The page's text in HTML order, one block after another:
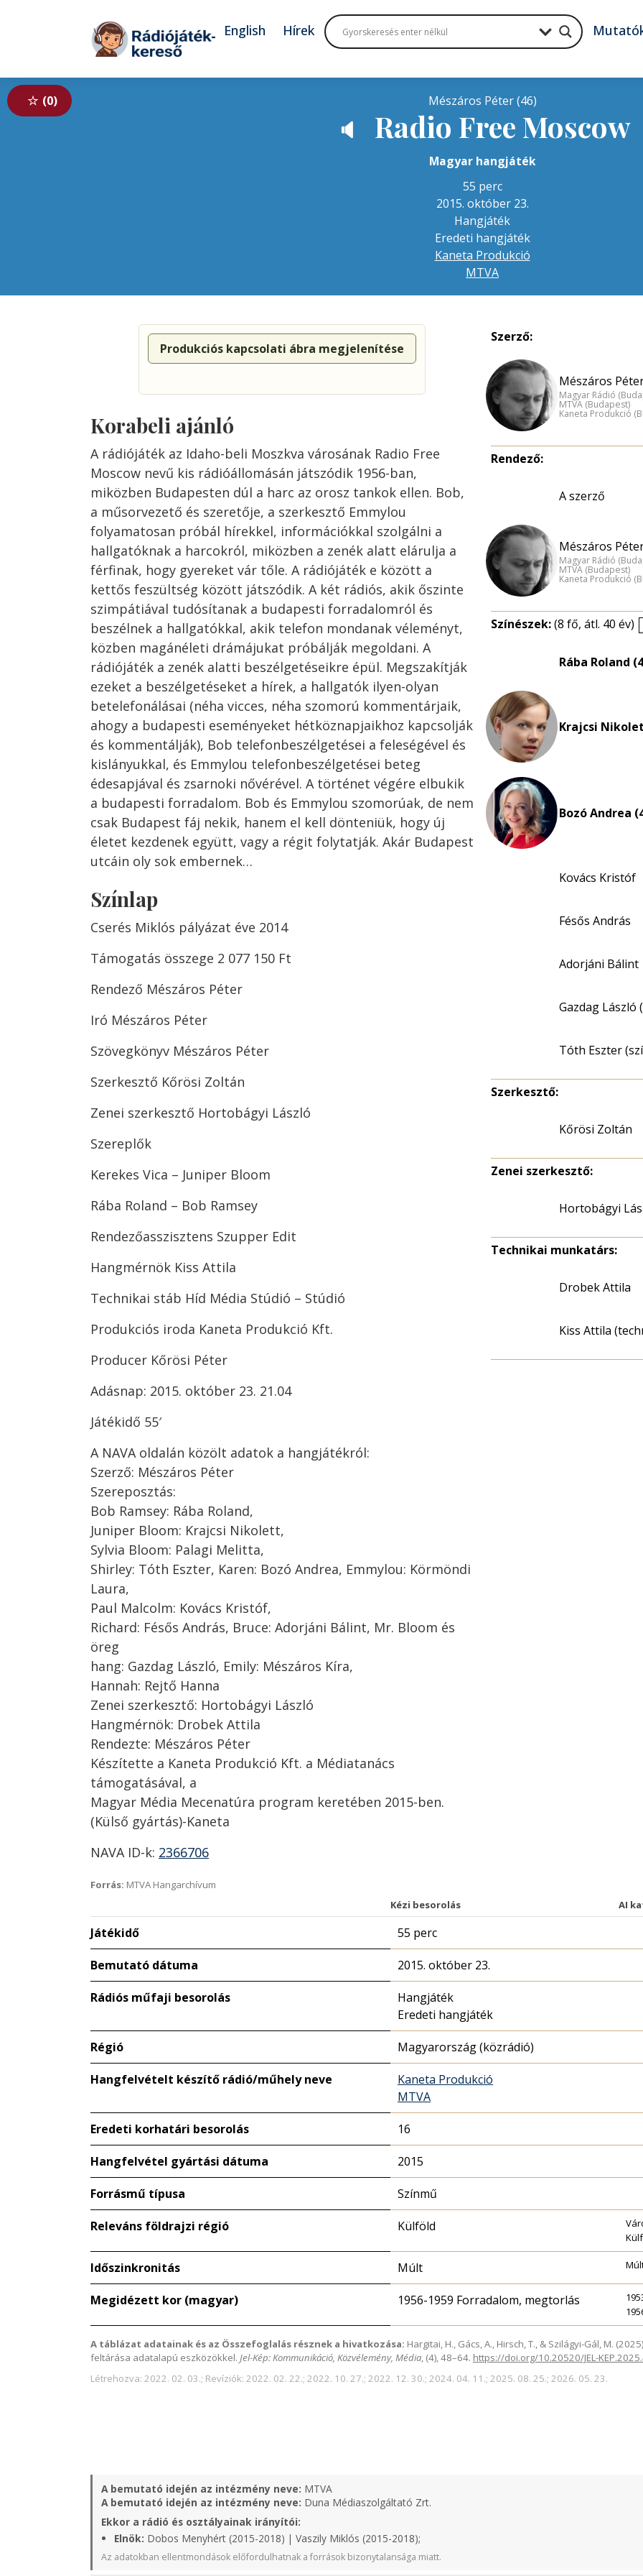
Tovább a tartalomhoz
English Hírek
0 Mészáros Péter (46)
🔈 Radio Free Moscow
Magyar hangjáték
55 perc
2015. október 23.
Hangjáték
Eredeti hangjáték
Kaneta Produkció
MTVA
Produkciós kapcsolati ábra megjelenítése
Korabeli ajánló
A rádiójáték az Idaho-beli Moszkva városának Radio Free
Moscow nevű kis rádióállomásán játszódik 1956-ban,
miközben Budapesten dúl a harc az orosz tankok ellen. Bob,
a műsorvezető és szeretője, a szerkesztő Emmylou
folyamatosan próbál hírekkel, információkkal szolgálni a
hallgatóknak a harcokról, miközben a zenék alatt elárulja a
férfinak, hogy gyereket vár tőle. A rádiójáték e között a
kettős feszültség között játszódik. A két rádiós, akik őszinte
szimpátiával tudósítanak a budapesti forradalomról és
beszélnek a hallgatókkal, akik telefon mondanak véleményt,
közben magánéleti drámájukat próbálják megoldani. A
rádiójáték a zenék alatti beszélgetéseikre épül. Megszakítják
ezeket a beszélgetéseket a hírek, a hallgatók ilyen-olyan
betelefonálásai (néha vicces, néha szomorú kommentárjaik,
ahogy a budapesti eseményeket hétköznapjaikhoz kapcsolják
és kommentálják), Bob telefonbeszélgetései a feleségével és
kislányukkal, és Emmylou telefonbeszélgetései beteg
édesapjával és zsarnoki nővérével. A történet végére elbukik
a budapesti forradalom. Bob és Emmylou szomorúak, de nem
csak Budapest fáj nekik, hanem el kell dönteniük, hogy új
életet kezdenek együtt, vagy a régit folytatják. Akár Budapest
utcáin oly sok embernek…
Színlap
Cserés Miklós pályázat éve 2014
Támogatás összege 2 077 150 Ft
Rendező Mészáros Péter
Iró Mészáros Péter
Szövegkönyv Mészáros Péter
Szerkesztő Kőrösi Zoltán
Zenei szerkesztő Hortobágyi László
Szereplők
Kerekes Vica – Juniper Bloom
Rába Roland – Bob Ramsey
Rendezőasszisztens Szupper Edit
Hangmérnök Kiss Attila
Technikai stáb Híd Média Stúdió – Stúdió
Produkciós iroda Kaneta Produkció Kft.
Producer Kőrösi Péter
Adásnap: 2015. október 23. 21.04
Játékidő 55′
A NAVA oldalán közölt adatok a hangjátékról:
Szerző: Mészáros Péter
Szereposztás:
Bob Ramsey: Rába Roland,
Juniper Bloom: Krajcsi Nikolett,
Sylvia Bloom: Palagi Melitta,
Shirley: Tóth Eszter, Karen: Bozó Andrea, Emmylou: Körmöndi
Laura,
Paul Malcolm: Kovács Kristóf,
Richard: Fésős András, Bruce: Adorjáni Bálint, Mr. Bloom és
öreg
hang: Gazdag László, Emily: Mészáros Kíra,
Hannah: Rejtő Hanna
Zenei szerkesztő: Hortobágyi László
Hangmérnök: Drobek Attila
Rendezte: Mészáros Péter
Készítette a Kaneta Produkció Kft. a Médiatanács
támogatásával, a
Magyar Média Mecenatúra program keretében 2015-ben.
(Külső gyártás)-Kaneta
NAVA ID-k: 2366706
Forrás: MTVA Hangarchívum
Szerző:
Mészáros
Magyar Rádió
MTVA (Budapest)
Kaneta Produkció
Rendező:
A szerző
Mészáros
Magyar Rádió
MTVA (Budapest)
Kaneta Produkció
Színészek:(8 fő, átl. 40 év)
Rába Roland
Krajcsi
Bozó Andrea
Kovács Kristóf
Fésős András
Adorjáni Bálint
Gazdag László
Tóth Eszter
Szerkesztő:
Kőrösi Zoltán
Zenei szerkesztő:
Hortobágyi
Technikai munkatárs:
Drobek Attila
Kiss Attila
Kézi besorolás AI
Játékidő 55 perc
Bemutató dátuma 2015. október 23.
Rádiós műfaji besorolás
Hangjáték
Eredeti hangjáték
Régió Magyarország (közrádió)
Hangfelvételt készítő rádió/műhely neve
Kaneta Produkció
MTVA
Eredeti korhatári besorolás 16
Hangfelvétel gyártási dátuma 2015
Forrásmű típusa Színmű
Releváns földrajzi régió Külföld
Időszinkronitás Múlt
Megidézett kor (magyar) 1956-1959 Forradalom, megtorlás
A táblázat adatainak és az Összefoglalás résznek a hivatkozása: Hargitai, H., Gács, A., Hirsch, T., & Szilágyi-Gál, M.
feltárása adatalapú eszközökkel. Jel-Kép: Kommunikáció, Közvélemény, Média, (4), 48–64. https://doi.org/10.20520/JEL-
Létrehozva: 2022. 02. 03.; Revíziók: 2022. 02. 22.; 2022. 10. 27.; 2022. 12. 30.; 2024. 04. 11.; 2025. 08. 25.; 2026. 05. 23.
A bemutató idején az intézmény neve: MTVA
A bemutató idején az intézmény neve: Duna Médiaszolgáltató Zrt.
Ekkor a rádió és osztályainak irányítói:
Elnök: Dobos Menyhért (2015-2018) | Vaszily Miklós (2015-2018);
Az adatokban ellentmondások előfordulhatnak a források bizonytalansága miatt.